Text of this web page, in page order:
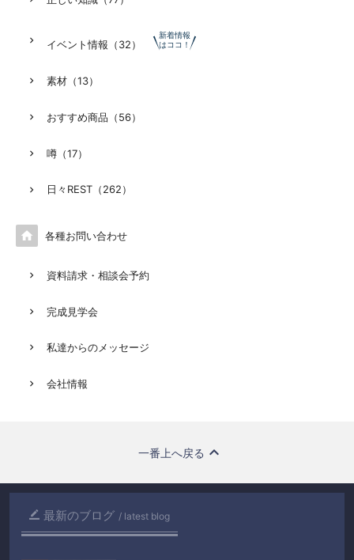
イベント情報（32）
新着情報
はココ！
素材（13）
おすすめ商品（56）
噂（17）
日々REST（262）
 各種お問い合わせ
資料請求・相談会予約
完成見学会
私達からのメッセージ
会社情報
一番上へ戻る
 最新のブログ latest blog